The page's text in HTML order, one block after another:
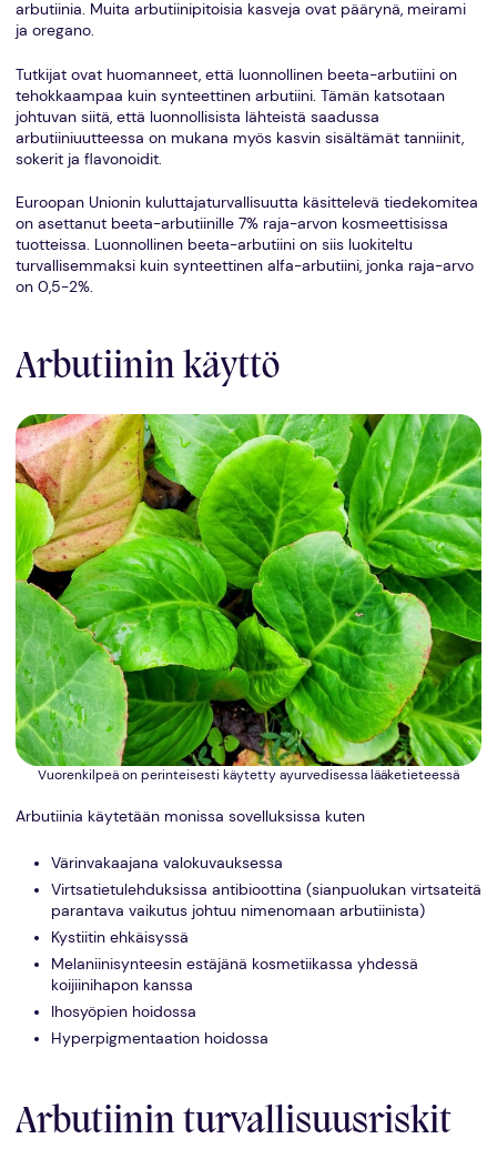
arbutiinia. Muita arbutiinipitoisia kasveja ovat päärynä, meirami
ja oregano.
Tutkijat ovat huomanneet, että luonnollinen beeta-arbutiini on
tehokkaampaa kuin synteettinen arbutiini. Tämän katsotaan
johtuvan siitä, että luonnollisista lähteistä saadussa
arbutiiniuutteessa on mukana myös kasvin sisältämät tanniinit,
sokerit ja flavonoidit.
Euroopan Unionin kuluttajaturvallisuutta käsittelevä tiedekomitea
on asettanut beeta-arbutiinille 7% raja-arvon kosmeettisissa
tuotteissa. Luonnollinen beeta-arbutiini on siis luokiteltu
turvallisemmaksi kuin synteettinen alfa-arbutiini, jonka raja-arvo
on 0,5-2%.
Arbutiinin käyttö
Vuorenkilpeä on perinteisesti käytetty ayurvedisessa lääketieteessä
Arbutiinia käytetään monissa sovelluksissa kuten
Värinvakaajana valokuvauksessa
Virtsatietulehduksissa antibioottina (sianpuolukan virtsateitä
parantava vaikutus johtuu nimenomaan arbutiinista)
Kystiitin ehkäisyssä
Melaniinisynteesin estäjänä kosmetiikassa yhdessä
koijiinihapon kanssa
Ihosyöpien hoidossa
Hyperpigmentaation hoidossa
Arbutiinin turvallisuusriskit